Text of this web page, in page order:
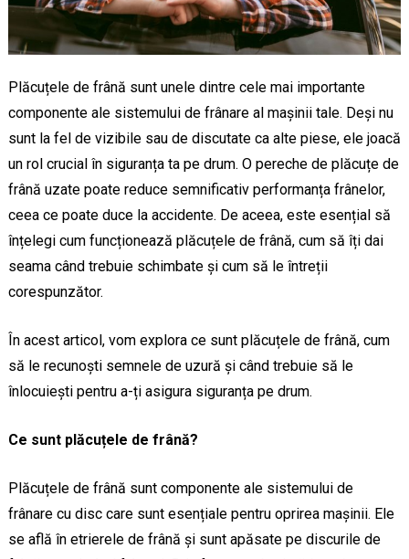
Plăcuțele de frână sunt unele dintre cele mai importante
componente ale sistemului de frânare al mașinii tale. Deși nu
sunt la fel de vizibile sau de discutate ca alte piese, ele joacă
un rol crucial în siguranța ta pe drum. O pereche de plăcuțe de
frână uzate poate reduce semnificativ performanța frânelor,
ceea ce poate duce la accidente. De aceea, este esențial să
înțelegi cum funcționează plăcuțele de frână, cum să îți dai
seama când trebuie schimbate și cum să le întreții
corespunzător.
În acest articol, vom explora ce sunt plăcuțele de frână, cum
să le recunoști semnele de uzură și când trebuie să le
înlocuiești pentru a-ți asigura siguranța pe drum.
Ce sunt plăcuțele de frână?
Plăcuțele de frână sunt componente ale sistemului de
frânare cu disc care sunt esențiale pentru oprirea mașinii. Ele
se află în etrierele de frână și sunt apăsate pe discurile de